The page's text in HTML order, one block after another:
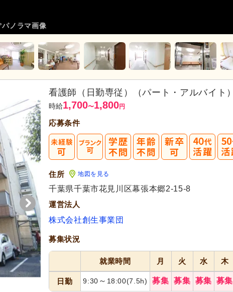
パノラマ画像
看護師（日勤専従）（パート・アルバイト）
時給1,700〜1,800円
応募条件
住所 地図を見る
千葉県千葉市花見川区幕張本郷2-15-8
運営法人
株式会社創生事業団
募集状況
就業時間 月 火 水 木
日勤 9:30 ～ 18:00(7.5h) 募集 募集 募集 募集